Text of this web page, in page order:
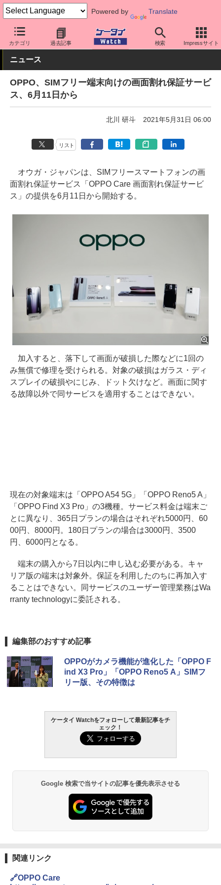
Powered by Translate
カテゴリ 過去記事 検索 Impressサイト
ケータイ Watch OS Android OPPO
ニュース
OPPO、SIMフリー端末向けの画面割れ保証サービ
ス、6月11日から
北川 研斗 2021年5月31日 06:00
リスト
オウガ・ジャパンは、SIMフリースマートフォンの画
面割れ保証サービス「OPPO Care 画面割れ保証サービ
ス」の提供を6月11日から開始する。
加入すると、落下して画面が破損した際などに1回の
み無償で修理を受けられる。対象の破損はガラス・ディ
スプレイの破損やにじみ、ドット欠けなど。画面に関す
る故障以外で同サービスを適用することはできない。
現在の対象端末は「OPPO A54 5G」「OPPO Reno5 A」
「OPPO Find X3 Pro」の3機種。サービス料金は端末ご
とに異なり、365日プランの場合はそれぞれ5000円、60
00円、8000円。180日プランの場合は3000円、3500
円、6000円となる。
端末の購入から7日以内に申し込む必要がある。キャ
リア版の端末は対象外。保証を利用したのちに再加入す
ることはできない。同サービスのユーザー管理業務はWa
rranty technologyに委託される。
編集部のおすすめ記事
OPPOがカメラ機能が進化した「OPPO F
ind X3 Pro」「OPPO Reno5 A」SIMフ
リー版、その特徴は
ケータイ Watchをフォローして最新記事をチ
ェック！
Google 検索で当サイトの記事を優先表示させる
関連リンク
🔗OPPO Care